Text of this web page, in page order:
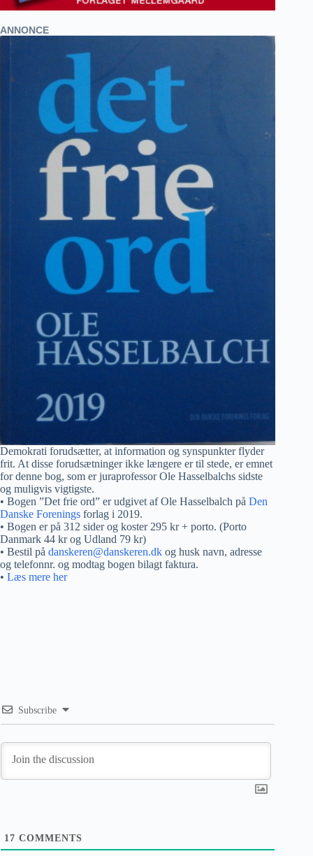
ANNONCE
Demokrati forudsætter, at information og synspunkter flyder
frit. At disse forudsætninger ikke længere er til stede, er emnet
for denne bog, som er juraprofessor Ole Hasselbalchs sidste
og muligvis vigtigste.
• Bogen ”Det frie ord” er udgivet af Ole Hasselbalch på Den
Danske Forenings forlag i 2019.
• Bogen er på 312 sider og koster 295 kr + porto. (Porto
Danmark 44 kr og Udland 79 kr)
• Bestil på danskeren@danskeren.dk og husk navn, adresse
og telefonnr. og modtag bogen bilagt faktura.
• Læs mere her
Subscribe
17 COMMENTS